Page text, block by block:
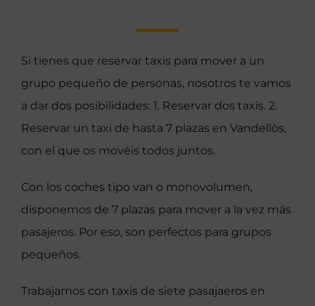
Si tienes que reservar taxis para mover a un
grupo pequeño de personas, nosotros te vamos
a dar dos posibilidades: 1. Reservar dos taxis. 2.
Reservar un taxi de hasta 7 plazas en Vandellòs,
con el que os movéis todos juntos.
Con los coches tipo van o monovolumen,
disponemos de 7 plazas para mover a la vez más
pasajeros. Por eso, son perfectos para grupos
pequeños.
Trabajamos con taxis de siete pasajaeros en